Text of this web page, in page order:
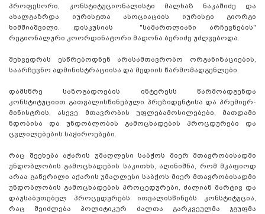
პროფესორი, კონსტიტუციონალისტი მალხაზ ნაკაშიძე და
ახალგაზრდა იურისტთა ასოციაციის იურისტი გიორგი
ხიმშიაშვილი. დისკუსიას "სამართლიანი არჩევნების"
რეგიონალური კოორდინატორი მადონა ბერიძე უძღვებოდა.
შეხვედრას ესწრებოდნენ არასამთავრობო ორგანიზაციების,
საარჩევნო ადმინისტრაციისა და მედიის წარმომადგენლები.
დამსწრე საზოგადოების ინტერესს წარმოადგენდა
კონსტიტუციით გათვალისწინებული პრეზიდენტისა და პრემიერ-
მინისტრის, ასევე მთავრობის უფლებამოსილებები, მათდამი
ნდობისა და უნდობლობის გამოცხადების პროცდურები და
ცვლილებების საჭიროებები.
რაც შეეხება აჭარის უმაღლესი საბჭოს მიერ მთავრობისადმი
უნდობლობის გამოცხადების საკითხს, აღინიშნა, რომ მკაფიოდ
არაა გაწერილი აჭარის უმაღლესი საბჭოს მიერ მთავრობისადმი
უნდობლობის გამოცხადების პროცედურები, ძალიან მარტივ და
დაუსაბუთებელ პროცედურებს ითვალისწინებს კონსტიტუცია,
რაც შეიძლება პოლიტიკურ ძალთა გარკვეულმა ჯგუფმა